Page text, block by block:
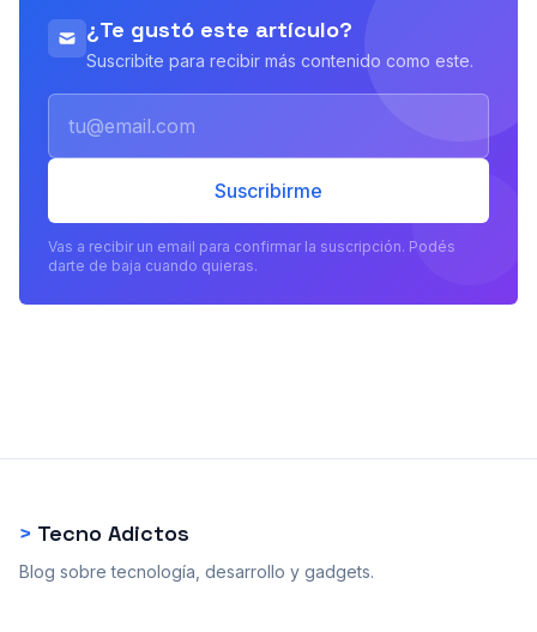
¿Te gustó este artículo?
Suscribite para recibir más contenido como este.
Suscribirme
Vas a recibir un email para confirmar la suscripción. Podés
darte de baja cuando quieras.
> Tecno Adictos
Blog sobre tecnología, desarrollo y gadgets.